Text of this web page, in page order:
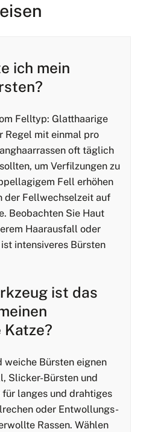
ich mein
Felltyp: Glatthaarige
Regel mit einmal pro
oft täglich
um Verfilzungen zu
Fell erhöhen
der Fellwechselzeit auf
Beobachten Sie Haut
Haarausfall oder
intensiveres Bürsten
ist das
Katze?
weiche Bürsten eignen
Slicker-Bürsten und
langes und drahtiges
oder Entwollungs-
Rassen. Wählen